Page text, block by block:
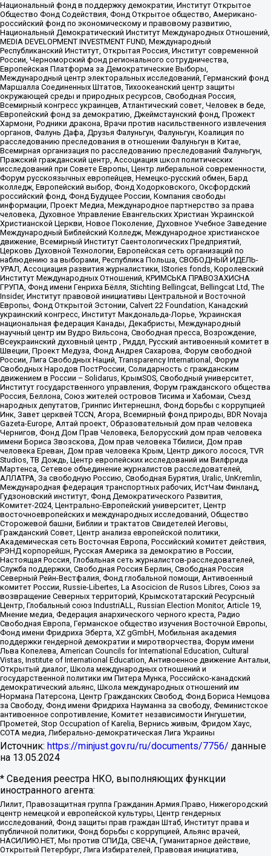
Национальный фонд в поддержку демократии, Институт Открытое
Общество Фонд Содействия, Фонд Открытое общество, Американо-
российский фонд по экономическому и правовому развитию,
Национальный Демократический Институт Международных Отношений,
MEDIA DEVELOPMENT INVESTMENT FUND, Международный
Республиканский Институт, Открытая Россия, Институт современной
России, Черноморский фонд регионального сотрудничества,
Европейская Платформа за Демократические Выборы,
Международный центр электоральных исследований, Германский фонд
Маршалла Соединенных Штатов, Тихоокеанский центр защиты
окружающей среды и природных ресурсов, Свободная Россия,
Всемирный конгресс украинцев, Атлантический совет, Человек в беде,
Европейский фонд за демократию, Джеймстаунский фонд, Прожект
Хармони, Родники дракона, Врачи против насильственного извлечения
органов, Фалунь Дафа, Друзья Фалуньгун, Фалуньгун, Коалиция по
расследованию преследования в отношении Фалуньгун в Китае,
Всемирная организация по расследованию преследований Фалуньгун,
Пражский гражданский центр, Ассоциация школ политических
исследований при Совете Европы, Центр либеральной современности,
Форум русскоязычных европейцев, Немецко-русский обмен, Бард
колледж, Европейский выбор, Фонд Ходорковского, Оксфордский
российский фонд, Фонд Будущее России, Компания свободы
информации, Проект Медиа, Международное партнерство за права
человека, Духовное Управление Евангельских Христиан Украинской
Христианской Церкви, Новое Поколение, Духовное Учебное Заведение
Международный Библейский Колледж, Международное христианское
движение, Всемирный Институт Саентологических Предприятий,
Церковь Духовной Технологии, Европейская сеть организаций по
наблюдению за выборами, Республика Польша, СВОБОДНЫЙ ИДЕЛЬ-
УРАЛ, Ассоциация развития журналистики, IStories fonds, Королевский
Институт Международных Отношений, КРИМСЬКА ПРАВОЗАХИСНА
ГРУПА, Фонд имени Генриха Бёлля, Stichting Bellingcat, Bellingcat Ltd, The
Insider, Институт правовой инициативы Центральной и Восточной
Европы, Фонд Открытой Эстонии, Calvert 22 Foundation, Канадский
украинский конгресс, Институт Макдональда-Лорье, Украинская
национальная федерация Канады, Декабристы, Международный
научный центр им Вудро Вильсона, Свободная пресса, Возрождение,
Всеукраинский духовный центр , Риддл, Русский антивоенный комитет в
Швеции, Проект Медуза, Фонд Андрея Сахарова, Форум свободной
России, Лига Свободных Наций, Transparеncy International, Форум
Свободных Народов ПостРоссии, Солидарность с гражданским
движением в России – Solidarus, КрымSOS, Свободный университет,
Институт государственного управления, Форум гражданского общества
Россия, Беллона, Союз жителей островов Тисима и Хабомаи, Съезд
народных депутатов, Гринпис Интернешнл, Фонд борьбы с коррупцией
Инк, Завет церквей TCCN, Агора, Всемирный фонд природы, BDR Novaja
Gazeta-Europe, Алтай проект, Образовательный дом прав человека
Чернигов, Фонд Дом Прав Человека, Белорусский дом прав человека
имени Бориса Звозскова, Дом прав человека Тбилиси, Дом прав
человека Ереван, Дом прав человека Крым, Центр дикого лосося, TVR
Studios, ТВ Дождь, Центр европейских исследований им Вилфрида
Мартенса, Сетевое объединение журналистов расследователей,
АЛЛАТРА, За свободную Россию, Свободная Бурятия, Uralic, UnKremlin,
Международная федерация транспортных рабочих, ИстЧам Финланд,
Гудзоновский институт, Фонд Демократического Развития,
Комитет-2024, Центрально-Европейский университет, Центр
восточноевропейских и международных исследований, Общество
Сторожевой башни, Библии и трактатов Свидетелей Иеговы,
Гражданский Совет, Центр анализа европейской политики,
Академическая сеть Восточная Европа, Российский комитет действия,
РЭНД корпорейшн, Русская Америка за демократию в России,
Настоящая Россия, Глобальная сеть журналистов-расследователей,
Служба поддержки, Свободная Россия Берлин, Свободная Россия
Северный Рейн-Вестфалия, Фонд глобальной помощи, Антивоенный
комитет России, Russie-Libertes, La Asocicion de Rusos Libres, Союз за
возвращение Северных территорий, Крымскотатарский Ресурсный
Центр, Глобальный союз IndustriALL, Russian Election Monitor, Article 19,
Мнение медиа, Федерация анархического черного креста, Радио
Свободная Европа, Германское общество изучения Восточной Европы,
Фонд имени Фридриха Эберта, XZ gGmbH, Мобильная академия
поддержки гендерной демократии и миротворчества, Форум имени
Льва Копелева, American Councils for International Education, Cultural
Vistas, Institute of International Education, Антивоенное движение Антальи,
Открытый диалог, Школа международных отношений и
государственной политики им Питера Мунка, Российско-канадский
демократический альянс, Школа международных отношений им
Нормана Патерсона, Центр Гражданских Свобод, Фонд Бориса Немцова
за Свободу, Фонд имени Фридриха Науманна за свободу, Феминистское
антивоенное сопротивление, Комитет независимости Ингушетии,
Прометей, Stop Occupation of Karelia, Вернись живым, Фридом Хаус,
СОТА медиа, Либерально-демократическая Лига Украины
Источник: https://minjust.gov.ru/ru/documents/7756/ данные
на 13.05.2024
* Сведения реестра НКО, выполняющих функции
иностранного агента:
Лилит, Правозащитная группа Гражданин.Армия.Право, Нижегородский
центр немецкой и европейской культуры, Центр гендерных
исследований, Фонд защиты прав граждан Штаб, Институт права и
публичной политики, Фонд борьбы с коррупцией, Альянс врачей,
НАСИЛИЮ.НЕТ, Мы против СПИДа, СВЕЧА, Гуманитарное действие,
Открытый Петербург, Лига Избирателей, Правовая инициатива,